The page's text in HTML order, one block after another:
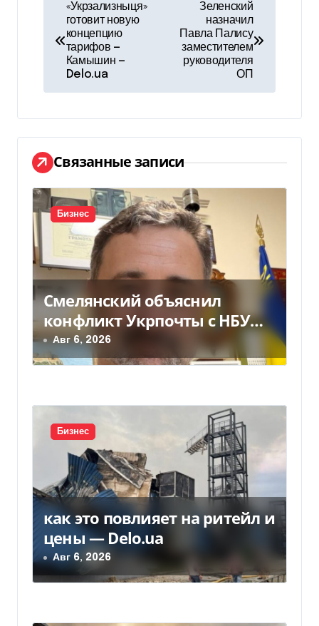
и
г
а
ц
и
п
о
з
а
и
с
м
«Укрзализныця»
готовит новую
концепцию
тарифов —
Камышин —
Delo.ua
Зеленский
назначил
Павла Палису
заместителем
руководителя
ОП
Связанные записи
Бизнес
Смелянский объяснил
конфликт Укрпочты с НБУ
из-за платежек
Авг 6, 2026
Бизнес
как это повлияет на ритейл и
цены — Delo.ua
Авг 6, 2026